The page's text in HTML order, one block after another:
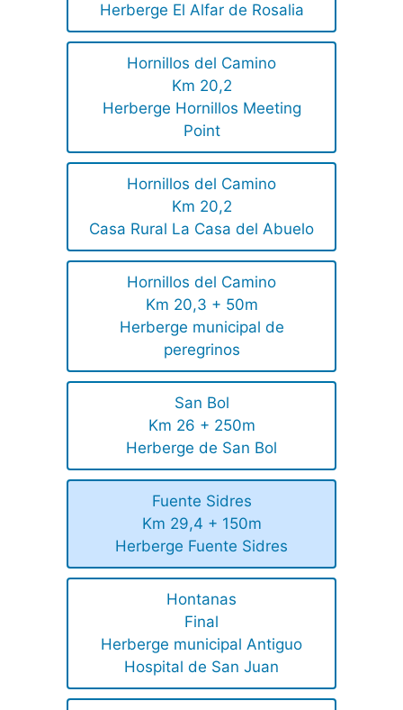
Herberge El Alfar de Rosalia
Hornillos del Camino
Km 20,2
Herberge Hornillos Meeting
Point
Hornillos del Camino
Km 20,2
Casa Rural La Casa del Abuelo
Hornillos del Camino
Km 20,3 + 50m
Herberge municipal de
peregrinos
San Bol
Km 26 + 250m
Herberge de San Bol
Fuente Sidres
Km 29,4 + 150m
Herberge Fuente Sidres
Hontanas
Final
Herberge municipal Antiguo
Hospital de San Juan